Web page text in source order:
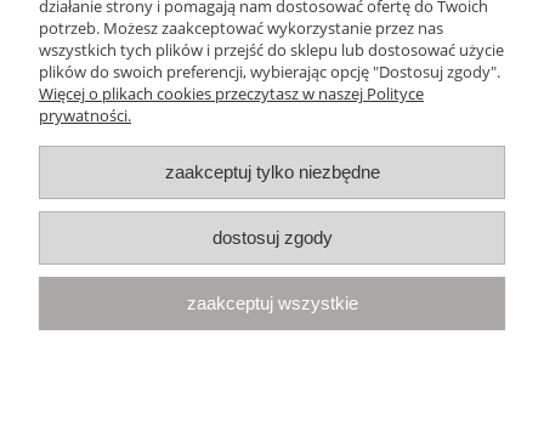
Pomoc
Moje konto
Płatności i dostawa
Informacje
O nas
Your Space| Olimpijska 8, 86-010 Samociążek, woj. kujawsko-
działanie strony i pomagają nam dostosować ofertę do Twoich
potrzeb. Możesz zaakceptować wykorzystanie przez nas
wszystkich tych plików i przejść do sklepu lub dostosować użycie
plików do swoich preferencji, wybierając opcję "Dostosuj zgody".
Więcej o plikach cookies przeczytasz w naszej Polityce
prywatności.
zaakceptuj tylko niezbędne
dostosuj zgody
zaakceptuj wszystkie